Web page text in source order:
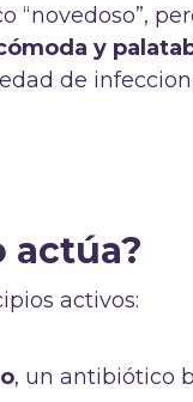
“novedoso”,
y
de
actúa?
activos:
, un antibiótico